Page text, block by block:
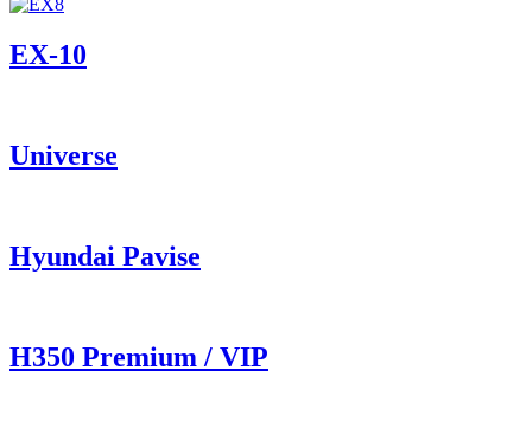
ЕХ-10
Universe
Hyundai Pavise
Н350 Premium / VIP